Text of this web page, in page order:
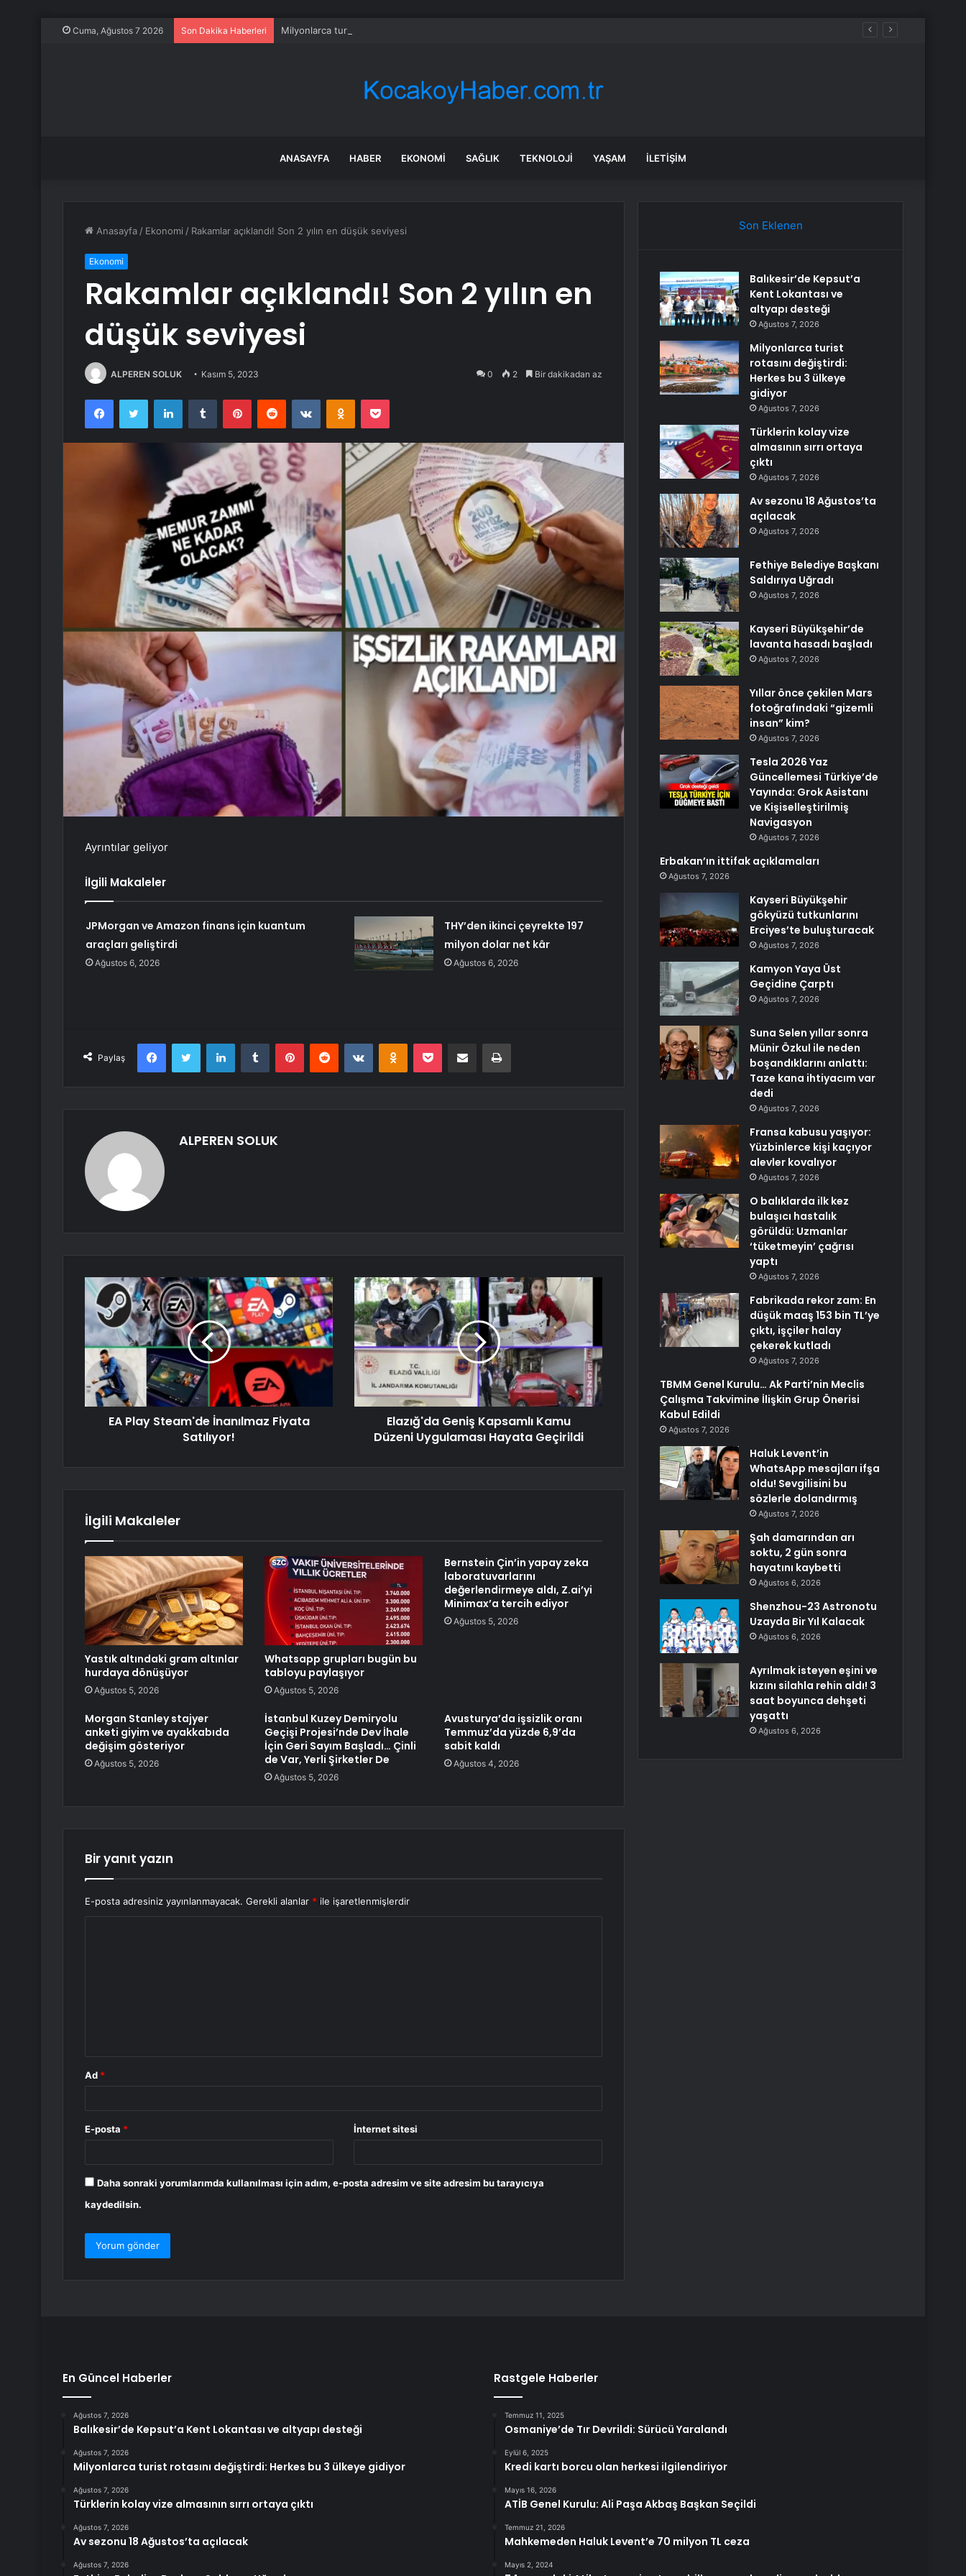
Cuma, Ağustos 7 2026 Son Dakika Haberleri Milyonlarca turist rotasını değiştirdi: Herkes bu 3 ülkeye gidiyor
ANASAYFA HABER EKONOMI SAĞLIK TEKNOLOJI YAŞAM İLETIŞIM
Anasayfa / Ekonomi / Rakamlar açıklandı! Son 2 yılın en düşük seviyesi
Ekonomi
Rakamlar açıklandı! Son 2 yılın en
düşük seviyesi
ALPEREN SOLUK Kasım 5, 2023 0 2 Bir dakikadan az
FacebookTwitter LinkedInTumblr PinterestReddit VKontakteOdnoklassniki
Pocket
Ayrıntılar geliyor
İlgili Makaleler
JPMorgan ve Amazon finans için kuantum
araçları geliştirdi
Ağustos 6, 2026
THY’den ikinci çeyrekte 197
milyon dolar net kâr
Ağustos 6, 2026
Paylaş
FacebookTwitter LinkedInTumblr PinterestReddit VKontakteOdnoklassniki
Pocket E-Posta ile paylaş Yazdır
ALPEREN SOLUK
EA Play Steam'de İnanılmaz Fiyata
Satılıyor!
Elazığ'da Geniş Kapsamlı Kamu
Düzeni Uygulaması Hayata Geçirildi
İlgili Makaleler
Yastık altındaki gram altınlar
hurdaya dönüşüyor
Ağustos 5, 2026
Whatsapp grupları bugün bu
tabloyu paylaşıyor
Ağustos 5, 2026
Bernstein Çin’in yapay zeka
laboratuvarlarını
değerlendirmeye aldı, Z.ai’yi
Minimax’a tercih ediyor
Ağustos 5, 2026
Morgan Stanley stajyer
anketi giyim ve ayakkabıda
değişim gösteriyor
Ağustos 5, 2026
İstanbul Kuzey Demiryolu
Geçişi Projesi’nde Dev İhale
İçin Geri Sayım Başladı… Çinli
de Var, Yerli Şirketler De
Ağustos 5, 2026
Avusturya’da işsizlik oranı
Temmuz’da yüzde 6,9’da
sabit kaldı
Ağustos 4, 2026
Bir yanıt yazın
E-posta adresiniz yayınlanmayacak. Gerekli alanlar * ile işaretlenmişlerdir
Ad *
E-posta * İnternet sitesi
Daha sonraki yorumlarımda kullanılması için adım, e-posta adresim ve site adresim bu tarayıcıya
kaydedilsin.
Son Eklenen
Balıkesir’de Kepsut’a
Kent Lokantası ve
altyapı desteği
Ağustos 7, 2026
Milyonlarca turist
rotasını değiştirdi:
Herkes bu 3 ülkeye
gidiyor
Ağustos 7, 2026
Türklerin kolay vize
almasının sırrı ortaya
çıktı
Ağustos 7, 2026
Av sezonu 18 Ağustos’ta
açılacak
Ağustos 7, 2026
Fethiye Belediye Başkanı
Saldırıya Uğradı
Ağustos 7, 2026
Kayseri Büyükşehir’de
lavanta hasadı başladı
Ağustos 7, 2026
Yıllar önce çekilen Mars
fotoğrafındaki “gizemli
insan” kim?
Ağustos 7, 2026
Tesla 2026 Yaz
Güncellemesi Türkiye’de
Yayında: Grok Asistanı
ve Kişiselleştirilmiş
Navigasyon
Ağustos 7, 2026
Erbakan’ın ittifak açıklamaları
Ağustos 7, 2026
Kayseri Büyükşehir
gökyüzü tutkunlarını
Erciyes’te buluşturacak
Ağustos 7, 2026
Kamyon Yaya Üst
Geçidine Çarptı
Ağustos 7, 2026
Suna Selen yıllar sonra
Münir Özkul ile neden
boşandıklarını anlattı:
Taze kana ihtiyacım var
dedi
Ağustos 7, 2026
Fransa kabusu yaşıyor:
Yüzbinlerce kişi kaçıyor
alevler kovalıyor
Ağustos 7, 2026
O balıklarda ilk kez
bulaşıcı hastalık
görüldü: Uzmanlar
‘tüketmeyin’ çağrısı
yaptı
Ağustos 7, 2026
Fabrikada rekor zam: En
düşük maaş 153 bin TL’ye
çıktı, işçiler halay
çekerek kutladı
Ağustos 7, 2026
TBMM Genel Kurulu… Ak Parti’nin Meclis
Çalışma Takvimine İlişkin Grup Önerisi
Kabul Edildi
Ağustos 7, 2026
Haluk Levent’in
WhatsApp mesajları ifşa
oldu! Sevgilisini bu
sözlerle dolandırmış
Ağustos 7, 2026
Şah damarından arı
soktu, 2 gün sonra
hayatını kaybetti
Ağustos 6, 2026
Shenzhou-23 Astronotu
Uzayda Bir Yıl Kalacak
Ağustos 6, 2026
Ayrılmak isteyen eşini ve
kızını silahla rehin aldı! 3
saat boyunca dehşeti
yaşattı
Ağustos 6, 2026
En Güncel Haberler
Ağustos 7, 2026
Balıkesir’de Kepsut’a Kent Lokantası ve altyapı desteği
Ağustos 7, 2026
Milyonlarca turist rotasını değiştirdi: Herkes bu 3 ülkeye gidiyor
Ağustos 7, 2026
Türklerin kolay vize almasının sırrı ortaya çıktı
Ağustos 7, 2026
Av sezonu 18 Ağustos’ta açılacak
Ağustos 7, 2026
Rastgele Haberler
Temmuz 11, 2025
Osmaniye’de Tır Devrildi: Sürücü Yaralandı
Eylül 6, 2025
Kredi kartı borcu olan herkesi ilgilendiriyor
Mayıs 16, 2026
ATİB Genel Kurulu: Ali Paşa Akbaş Başkan Seçildi
Temmuz 21, 2026
Mahkemeden Haluk Levent’e 70 milyon TL ceza
Mayıs 2, 2024